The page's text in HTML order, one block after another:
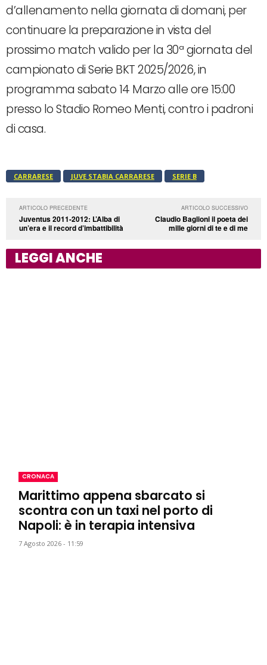
d’allenamento nella giornata di domani, per
continuare la preparazione in vista del
prossimo match valido per la 30ª giornata del
campionato di Serie BKT 2025/2026, in
programma sabato 14 Marzo alle ore 15:00
presso lo Stadio Romeo Menti, contro i padroni
di casa.
CARRARESE JUVE STABIA CARRARESE SERIE B
ARTICOLO PRECEDENTE
Juventus 2011-2012: L’Alba di
un’era e il record d’imbattibilità
ARTICOLO SUCCESSIVO
Claudio Baglioni il poeta dei
mille giorni di te e di me
LEGGI ANCHE
CRONACA
Marittimo appena sbarcato si
scontra con un taxi nel porto di
Napoli: è in terapia intensiva
7 Agosto 2026 - 11:59